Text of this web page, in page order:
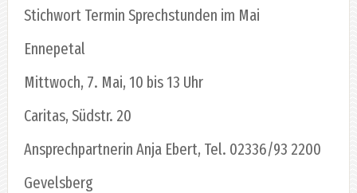
Stichwort Termin Sprechstunden im Mai
Ennepetal
Mittwoch, 7. Mai, 10 bis 13 Uhr
Caritas, Südstr. 20
Ansprechpartnerin Anja Ebert, Tel. 02336/93 2200
Gevelsberg